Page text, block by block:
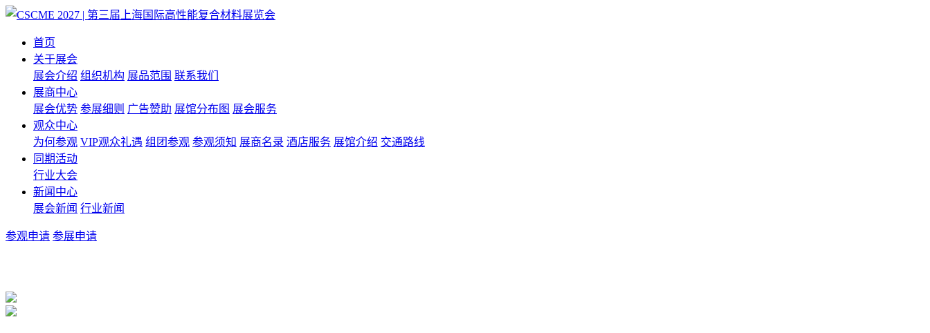
首页
关于展会
展会介绍 组织机构 展品范围 联系我们
展商中心
展会优势 参展细则 广告赞助 展馆分布图 展会服务
观众中心
为何参观 VIP观众礼遇 组团参观 参观须知 展商名录 酒店服务 展馆介绍 交通路线
同期活动
行业大会
新闻中心
展会新闻 行业新闻
参观申请 参展申请